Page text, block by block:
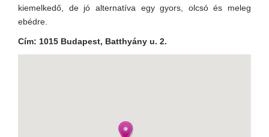
kiemelkedő, de jó alternatíva egy gyors, olcsó és meleg
ebédre.
Cím: 1015 Budapest, Batthyány u. 2.